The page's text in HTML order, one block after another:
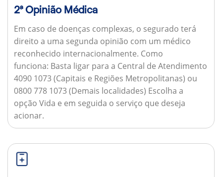
2ª Opinião Médica
Em caso de doenças complexas, o segurado terá
direito a uma segunda opinião com um médico
reconhecido internacionalmente. Como
funciona: Basta ligar para a Central de Atendimento
4090 1073 (Capitais e Regiões Metropolitanas) ou
0800 778 1073 (Demais localidades) Escolha a
opção Vida e em seguida o serviço que deseja
acionar.